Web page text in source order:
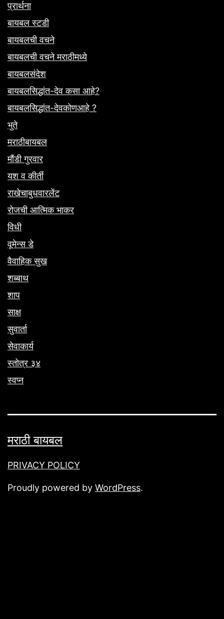
प्रार्थना
बायबल स्टडी
बायबलची वचने
बायबलची वचने मराठीमध्ये
बायबलसंदेश
बायबलसिद्धांत-देव कसा आहे?
बायबलसिद्धांत-देवकोणआहे ?
भुते
मराठीबायबल
मौंडी गुरवार
यश व कीर्ती
राखेचाबुधवारलेंट
रोजची आत्मिक भाकर
विधी
वूमेन्स डे
वैवाहिक सुख
शब्बाथ
शाप
साक्ष
सुवार्ता
सेवाकार्य
स्तोत्र ३४
स्वप्न
मराठी बायबल
PRIVACY POLICY
Proudly powered by WordPress.